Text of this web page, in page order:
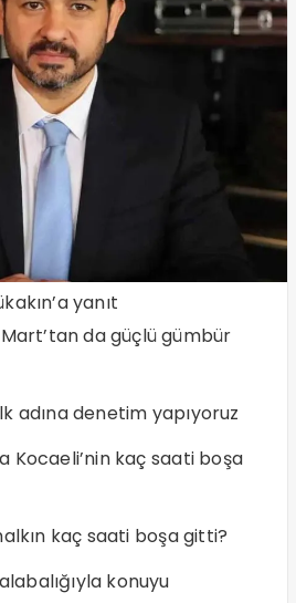
yanıt
Mart’tan da güçlü gümbür
adına denetim yapıyoruz
Kocaeli’nin kaç saati boşa
kaç saati boşa gitti?
konuyu